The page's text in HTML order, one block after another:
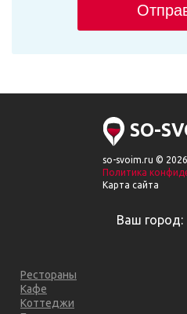
SO-
so-svoim.ru © 2026
Политика
Карта сайта
Ваш город:
Рестораны
Кафе
Коттеджи